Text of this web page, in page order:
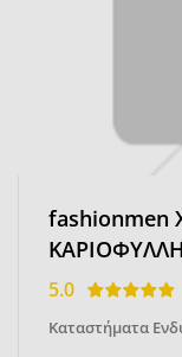
fashionmen
5.0
Καταστήματα